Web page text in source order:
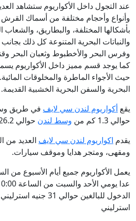
عند التجول داخل الأكواريوم ستشاهد
وأنواع وأحجام مختلفة من أسماك القرش
بأشكالها المختلفة، والبطاريق، والشعاب
والنباتات البحرية المتنوعة كل ذلك
وفرس البحر والأخطبوط وثعبان البحر
كما يوجد قسم مميز داخل الأكواريوم
حيث الأجواء الماطرة والمخلوقات
البحرية والسفن البحرية الخشبية القديمة.
يقع أكواريوم لندن سي لايف في طريق
حوالي 1.3 كم من
وسط لندن حوالي 26.2 كم من
يقدم اكواريوم لندن سي لايف العديد
ومقهى، ومتجر هدايا وموقف سيارات.
الدخول للبالغين حوالي 31
استرليني